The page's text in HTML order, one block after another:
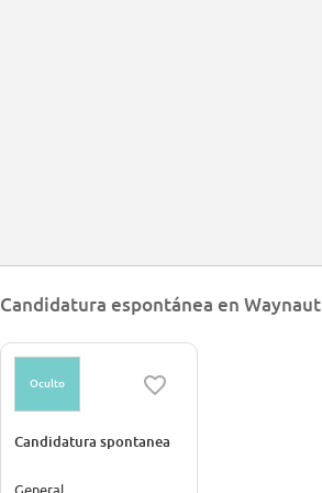
Candidatura espontánea en Waynaut
Oculto
Candidatura spontanea